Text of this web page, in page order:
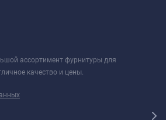
ассортимент фурнитуры для
качество и цены.